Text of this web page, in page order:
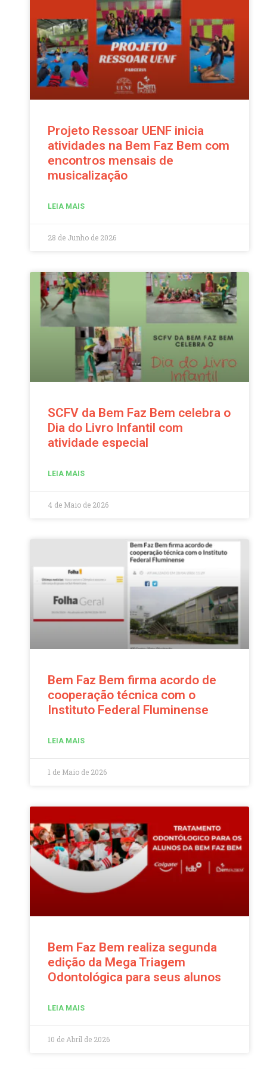
Projeto Ressoar UENF inicia
atividades na Bem Faz Bem com
encontros mensais de
musicalização
LEIA MAIS
28 de Junho de 2026
SCFV da Bem Faz Bem celebra o
Dia do Livro Infantil com
atividade especial
LEIA MAIS
4 de Maio de 2026
Bem Faz Bem firma acordo de
cooperação técnica com o
Instituto Federal Fluminense
LEIA MAIS
1 de Maio de 2026
Bem Faz Bem realiza segunda
edição da Mega Triagem
Odontológica para seus alunos
LEIA MAIS
10 de Abril de 2026